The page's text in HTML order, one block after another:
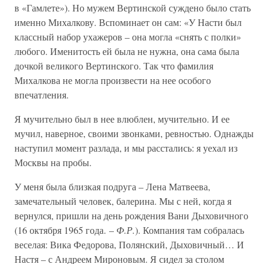
в «Гамлете»). Но мужем Вертинской суждено было стать
именно Михалкову. Вспоминает он сам: «У Насти был
классный набор ухажеров – она могла «снять с полки»
любого. Именитость ей была не нужна, она сама была
дочкой великого Вертинского. Так что фамилия
Михалкова не могла произвести на нее особого
впечатления.
Я мучительно был в нее влюблен, мучительно. И ее
мучил, наверное, своими звонками, ревностью. Однажды
наступил момент разлада, и мы расстались: я уехал из
Москвы на пробы.
У меня была близкая подруга – Лена Матвеева,
замечательный человек, балерина. Мы с ней, когда я
вернулся, пришли на день рождения Вани Дыховичного
(16 октября 1965 года. – Ф.Р.). Компания там собралась
веселая: Вика Федорова, Полянский, Дыховичный… И
Настя – с Андреем Мироновым. Я сидел за столом